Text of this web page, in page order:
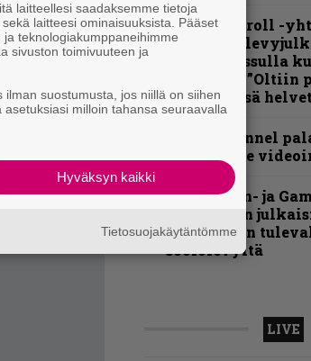
of Loven,
Thrash ’n’ roll -
ryydittää
keikkareissulla
videolla – ”Oltiin
kusihädässä
Blind Channel
tuplasingle
Helloween- ja
Kai Hansen
maistiaisen
soololevyltä
LIVE
laitteellesi saadaksemme tietoja
laitteesi ominaisuuksista. Pääset
teknologiakumppaneihimme
sivuston toimivuuteen ja
suostumusta, jos niillä on siihen
milloin tahansa seuraavalla
Hyväksyn kaikki
Tietosuojakäytäntömme